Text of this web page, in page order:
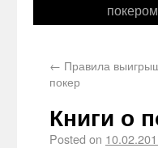
← Правила
покер
Книги о
Posted on